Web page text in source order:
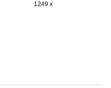
1249 x